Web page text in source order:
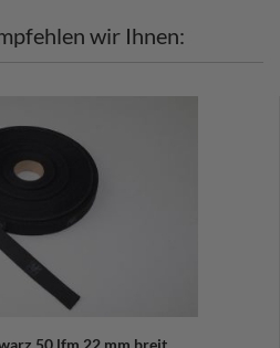
wir Ihnen: